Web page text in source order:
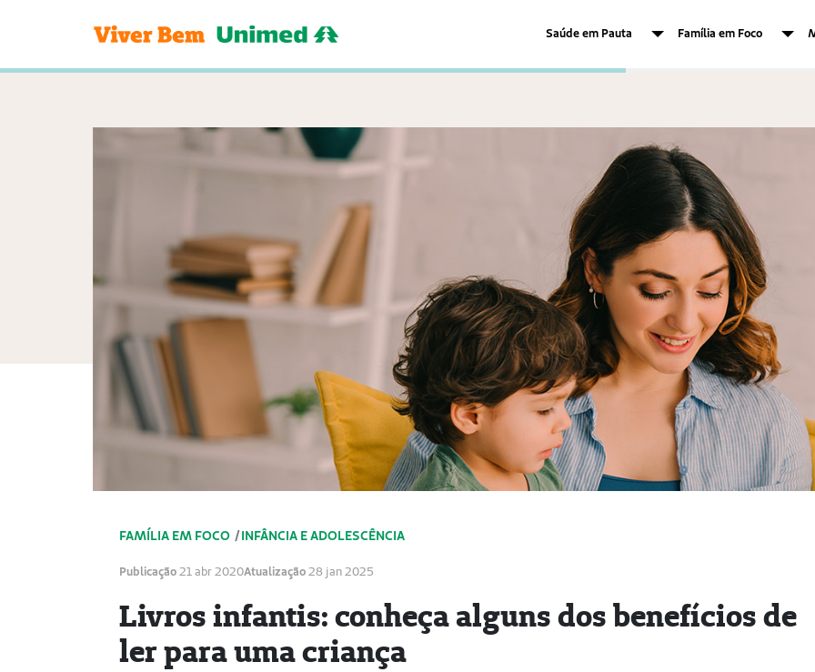
Saúde em Pauta Família em Foco
FAMÍLIA EM FOCO /INFÂNCIA E ADOLESCÊNCIA
Publicação21 abr 2020Atualização28 jan 2025
Livros infantis: conheça alguns dos benefícios de
ler para uma criança